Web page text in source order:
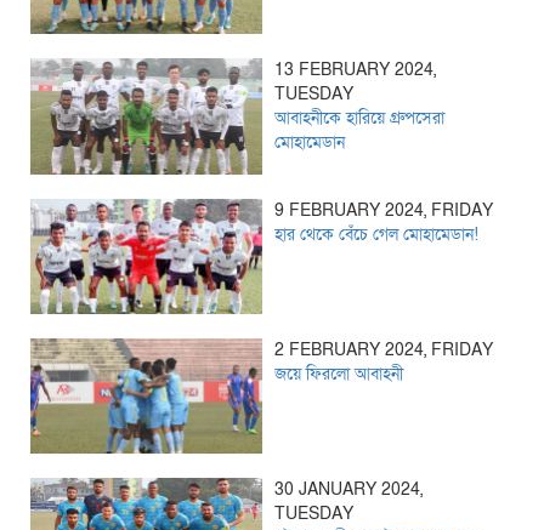
13 FEBRUARY 2024,
TUESDAY
আবাহনীকে হারিয়ে গ্রুপসেরা
মোহামেডান
9 FEBRUARY 2024, FRIDAY
হার থেকে বেঁচে গেল মোহামেডান!
2 FEBRUARY 2024, FRIDAY
জয়ে ফিরলো আবাহনী
30 JANUARY 2024,
TUESDAY